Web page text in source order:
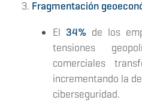
Fragmentación
El 34% de los
tensiones
comerciales
incrementando la
ciberseguridad​.